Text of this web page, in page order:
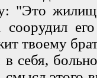
"Это
твоему